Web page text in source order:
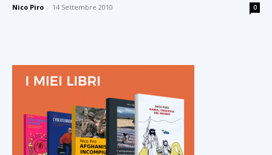
Nico Piro - 14 Settembre 2010 0